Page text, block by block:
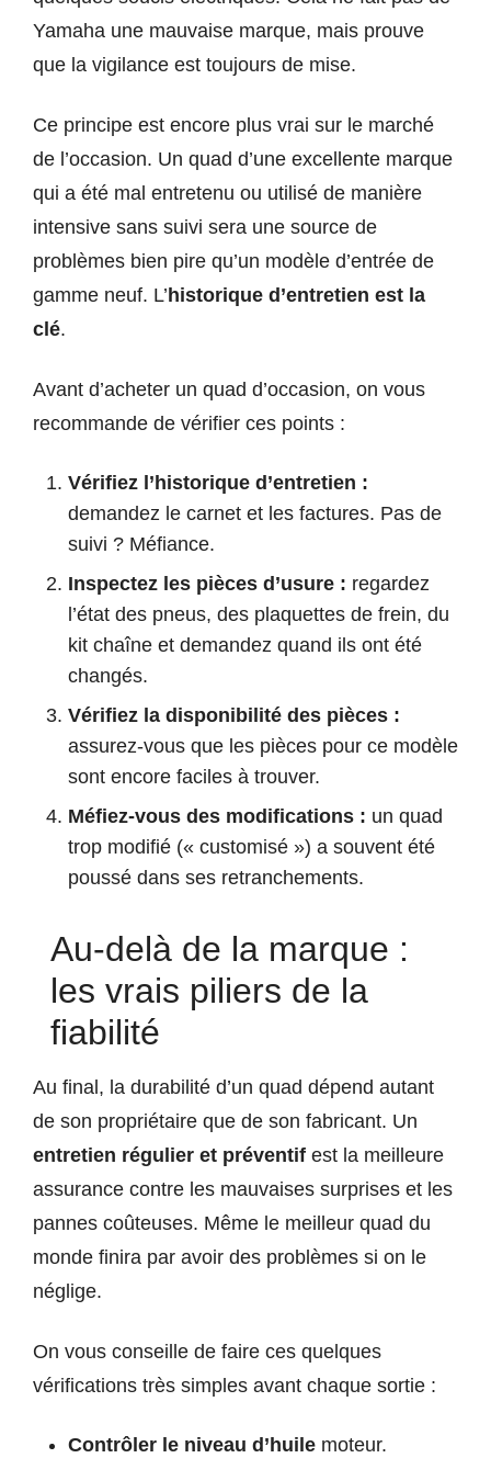
Yamaha une mauvaise marque, mais prouve
que la vigilance est toujours de mise.
Ce principe est encore plus vrai sur le marché
de l’occasion. Un quad d’une excellente marque
qui a été mal entretenu ou utilisé de manière
intensive sans suivi sera une source de
problèmes bien pire qu’un modèle d’entrée de
gamme neuf. L’ historique d’entretien est la
clé.
Avant d’acheter un quad d’occasion, on vous
recommande de vérifier ces points :
Vérifiez l’historique d’entretien :
demandez le carnet et les factures. Pas de
suivi ? Méfiance.
Inspectez les pièces d’usure : regardez
l’état des pneus, des plaquettes de frein, du
kit chaîne et demandez quand ils ont été
changés.
Vérifiez la disponibilité des pièces :
assurez-vous que les pièces pour ce modèle
sont encore faciles à trouver.
Méfiez-vous des modifications : un quad
trop modifié (« customisé ») a souvent été
poussé dans ses retranchements.
Au-delà de la marque :
les vrais piliers de la
fiabilité
Au final, la durabilité d’un quad dépend autant
de son propriétaire que de son fabricant. Un
entretien régulier et préventif est la meilleure
assurance contre les mauvaises surprises et les
pannes coûteuses. Même le meilleur quad du
monde finira par avoir des problèmes si on le
néglige.
On vous conseille de faire ces quelques
vérifications très simples avant chaque sortie :
Contrôler le niveau d’huile moteur.